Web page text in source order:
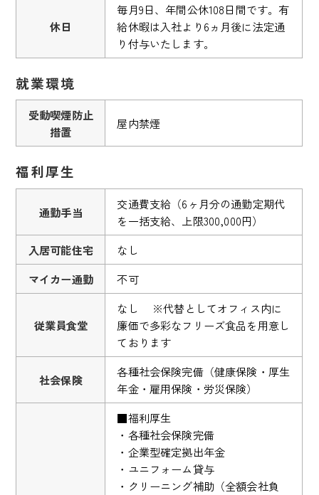
休日
毎月9日、年間公休108日間です。有
給休暇は入社より6ヵ月後に法定通
り付与いたします。
就業環境
受動喫煙防止
措置
屋内禁煙
福利厚生
通勤手当
交通費支給（6ヶ月分の通勤定期代
を一括支給、上限300,000円）
入居可能住宅
なし
マイカー通勤
不可
従業員食堂
なし ※代替としてオフィス内に
廉価で多彩なフリーズ食品を用意し
ております
社会保険
各種社会保険完備（健康保険・厚生
年金・雇用保険・労災保険）
■福利厚生
・各種社会保険完備
・企業型確定拠出年金
・ユニフォーム貸与
・クリーニング補助（全額会社負